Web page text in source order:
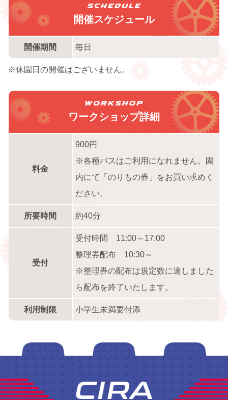
開催スケジュール
開催期間 毎日
※休園日の開催はございません。
ワークショップ詳細
料金
900円
※各種パスはご利用になれません。園
内にて「のりもの券」をお買い求めく
ださい。
所要時間 約40分
受付
受付時間 11:00～17:00
整理券配布 10:30～
※整理券の配布は規定数に達しました
ら配布を終了いたします。
利用制限 小学生未満要付添